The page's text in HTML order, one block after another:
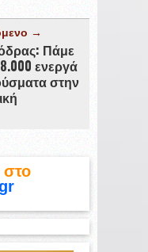
→
Πάμε
ενεργά
στην
στο